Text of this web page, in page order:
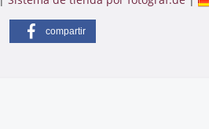
compartir